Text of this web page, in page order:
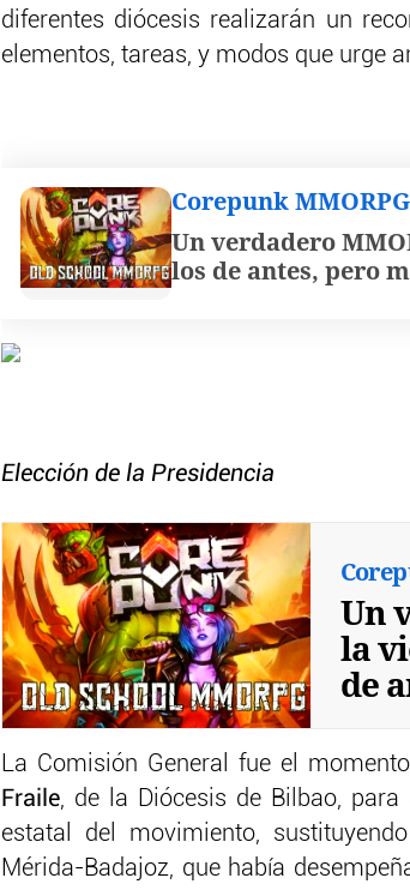
diferentes diócesis realizarán un
elementos, tareas, y modos que urge
Corepunk MMORPG
Un verdadero
los de antes, pero
Elección de la Presidencia
Un
la
de
La Comisión General fue el
Fraile, de la Diócesis de Bilbao,
estatal del movimiento,
Mérida-Badajoz, que había